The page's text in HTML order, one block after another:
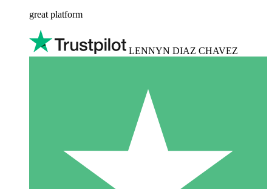
great platform
LENNYN DIAZ CHAVEZ